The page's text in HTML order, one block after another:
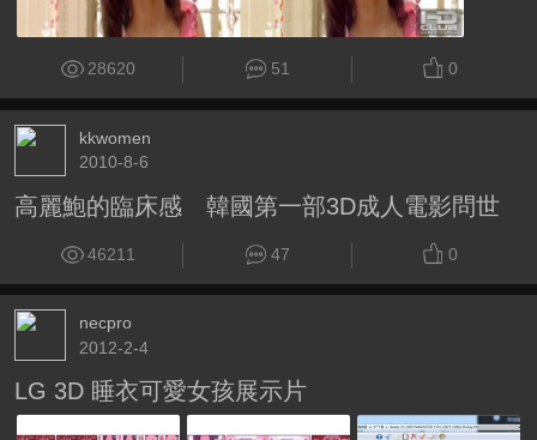
28620 51 0
kkwomen
2010-8-6
高麗鮑的臨床感 韓國第一部3D成人電影問世
46211 47 0
necpro
2012-2-4
LG 3D 睡衣可愛女孩展示片